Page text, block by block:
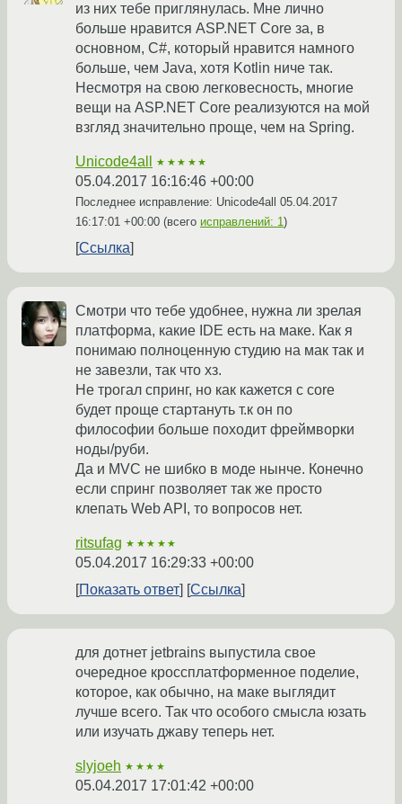
из них тебе приглянулась. Мне лично
больше нравится ASP.NET Core за, в
основном, C#, который нравится намного
больше, чем Java, хотя Kotlin ниче так.
Несмотря на свою легковесность, многие
вещи на ASP.NET Core реализуются на мой
взгляд значительно проще, чем на Spring.
Unicode4all ★★★★★
05.04.2017 16:16:46 +00:00
Последнее исправление: Unicode4all 05.04.2017
16:17:01 +00:00 (всего исправлений: 1)
Ссылка
Смотри что тебе удобнее, нужна ли зрелая
платформа, какие IDE есть на маке. Как я
понимаю полноценную студию на мак так и
не завезли, так что хз.
Не трогал спринг, но как кажется с core
будет проще стартануть т.к он по
философии больше походит фреймворки
ноды/руби.
Да и MVC не шибко в моде нынче. Конечно
если спринг позволяет так же просто
клепать Web API, то вопросов нет.
ritsufag ★★★★★
05.04.2017 16:29:33 +00:00
Показать ответ
Ссылка
для дотнет jetbrains выпустила свое
очередное кроссплатформенное поделие,
которое, как обычно, на маке выглядит
лучше всего. Так что особого смысла юзать
или изучать джаву теперь нет.
slyjoeh ★★★★
05.04.2017 17:01:42 +00:00